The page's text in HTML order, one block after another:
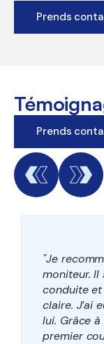
Prends
Prends
"Je
moniteur.
conduite
claire. J’ai
lui. Grâce
premier